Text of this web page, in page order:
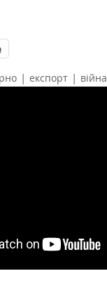
| експорт | війна